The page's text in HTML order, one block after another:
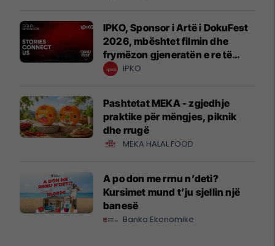
IPKO, Sponsor i Artë i DokuFest
2026, mbështet filmin dhe
frymëzon gjeneratën e re të
krijuesve
IPKO
Pashtetat MEKA - zgjedhje
praktike për mëngjes, piknik
dhe rrugë
MEKA HALAL FOOD
A po don me rrnu n’deti?
Kursimet mund t’ju sjellin një
banesë
Banka Ekonomike